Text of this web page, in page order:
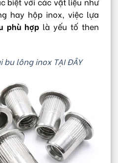
hay hộp inox, việc lựa
phù hợplà yếu tố then
bu lông inox TẠI ĐÂY